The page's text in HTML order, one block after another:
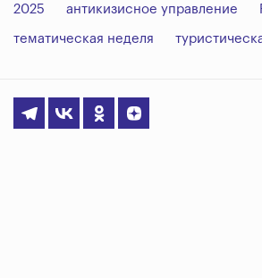
2025 антикизисное управление
тематическая неделя